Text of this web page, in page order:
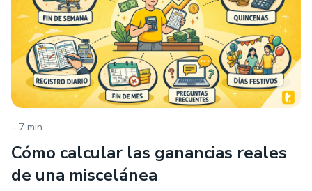
. 7 min
Cómo calcular las ganancias reales
de una miscelánea